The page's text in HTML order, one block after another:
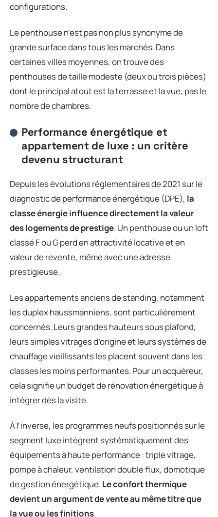
configurations.
Le penthouse n’est pas non plus synonyme de
grande surface dans tous les marchés. Dans
certaines villes moyennes, on trouve des
penthouses de taille modeste (deux ou trois pièces)
dont le principal atout est la terrasse et la vue, pas le
nombre de chambres.
Performance énergétique et
appartement de luxe : un critère
devenu structurant
Depuis les évolutions réglementaires de 2021 sur le
diagnostic de performance énergétique (DPE), la
classe énergie influence directement la valeur
des logements de prestige. Un penthouse ou un loft
classé F ou G perd en attractivité locative et en
valeur de revente, même avec une adresse
prestigieuse.
Les appartements anciens de standing, notamment
les duplex haussmanniens, sont particulièrement
concernés. Leurs grandes hauteurs sous plafond,
leurs simples vitrages d’origine et leurs systèmes de
chauffage vieillissants les placent souvent dans les
classes les moins performantes. Pour un acquéreur,
cela signifie un budget de rénovation énergétique à
intégrer dès la visite.
À l’inverse, les programmes neufs positionnés sur le
segment luxe intègrent systématiquement des
équipements à haute performance : triple vitrage,
pompe à chaleur, ventilation double flux, domotique
de gestion énergétique. Le confort thermique
devient un argument de vente au même titre que
la vue ou les finitions.